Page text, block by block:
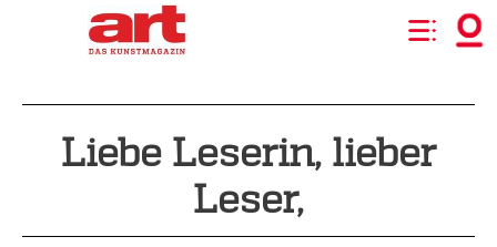
Liebe Leserin, lieber
Leser,